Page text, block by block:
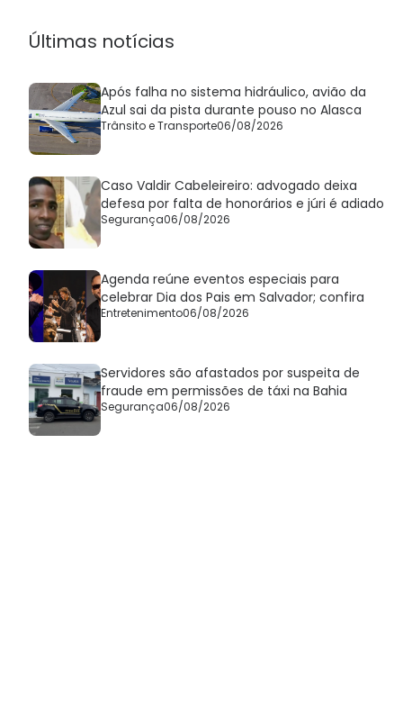
Últimas notícias
Após falha no sistema hidráulico, avião da
Azul sai da pista durante pouso no Alasca
Trânsito e Transporte06/08/2026
Caso Valdir Cabeleireiro: advogado deixa
defesa por falta de honorários e júri é adiado
Segurança06/08/2026
Agenda reúne eventos especiais para
celebrar Dia dos Pais em Salvador; confira
Entretenimento06/08/2026
Servidores são afastados por suspeita de
fraude em permissões de táxi na Bahia
Segurança06/08/2026